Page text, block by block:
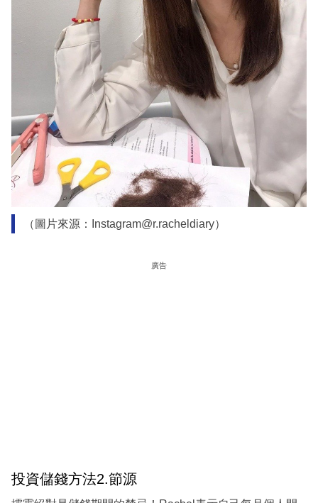
（圖片來源：Instagram@r.racheldiary）
廣告
投資儲錢方法2.節源